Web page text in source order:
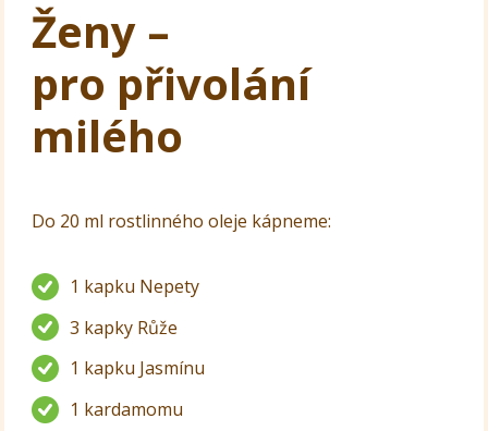
Ženy –
pro přivolání
milého
Do 20 ml rostlinného oleje kápneme:
1 kapku Nepety
3 kapky Růže
1 kapku Jasmínu
1 kardamomu